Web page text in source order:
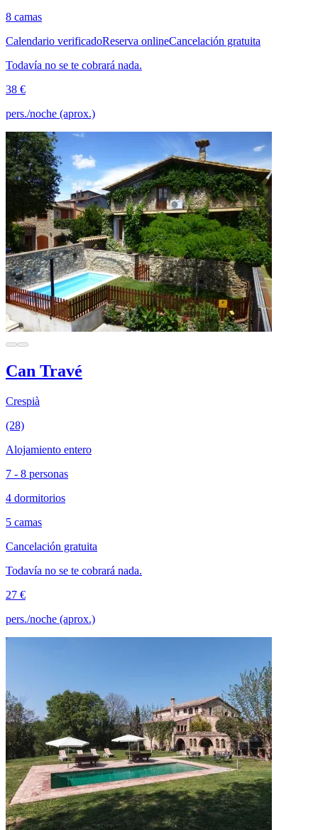
8 camas
Calendario verificadoReserva onlineCancelación gratuita
Todavía no se te cobrará nada.
38 €
pers./noche (aprox.)
Can Travé
Crespià
(28)
Alojamiento entero
7 - 8 personas
4 dormitorios
5 camas
Cancelación gratuita
Todavía no se te cobrará nada.
27 €
pers./noche (aprox.)